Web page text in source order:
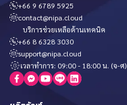
+66 9 6789 5925
contact@nipa.cloud
บริการช่วยเหลือด้านเทคนิค
+66 8 6328 3030
support@nipa.cloud
เวลาทำการ: 09:00 - 18:00 น. (จ-ศ)